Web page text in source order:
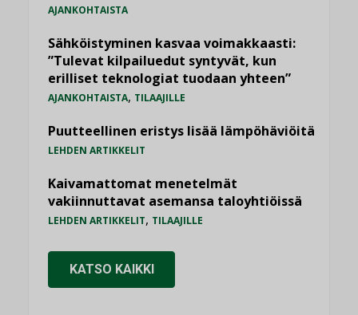
AJANKOHTAISTA
Sähköistyminen kasvaa voimakkaasti:
”Tulevat kilpailuedut syntyvät, kun
erilliset teknologiat tuodaan yhteen”
AJANKOHTAISTA, TILAAJILLE
Puutteellinen eristys lisää lämpöhäviöitä
LEHDEN ARTIKKELIT
Kaivamattomat menetelmät
vakiinnuttavat asemansa taloyhtiöissä
LEHDEN ARTIKKELIT, TILAAJILLE
KATSO KAIKKI